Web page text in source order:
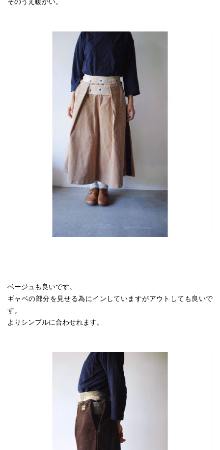
ベージュも良いです。
ギャベの部分を見せる為にインしていますがアウトしても良いで
す。
よりシンプルに合わせれます。